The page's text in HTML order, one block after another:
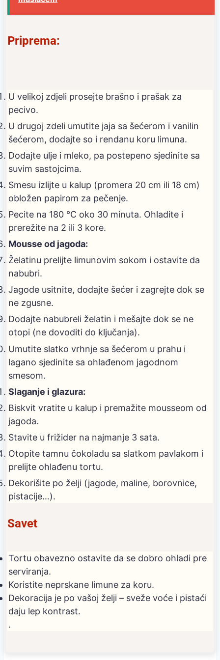
Priprema:
U velikoj zdjeli prosejte brašno i prašak za
pecivo.
U drugoj zdeli umutite jaja sa šećerom i vanilin
šećerom, dodajte so i rendanu koru limuna.
Dodajte ulje i mleko, pa postepeno sjedinite sa
suvim sastojcima.
Smesu izlijte u kalup (promera 20 cm ili 18 cm)
obložen papirom za pečenje.
Pecite na 180 °C oko 30 minuta. Ohladite i
prerežite na 2 ili 3 kore.
Mousse od jagoda:
Želatinu prelijte limunovim sokom i ostavite da
nabubri.
Jagode usitnite, dodajte šećer i zagrejte dok se
ne zgusne.
Dodajte nabubreli želatin i mešajte dok se ne
otopi (ne dovoditi do ključanja).
Umutite slatko vrhnje sa šećerom u prahu i
lagano sjedinite sa ohlađenom jagodnom
smesom.
Slaganje i glazura:
Biskvit vratite u kalup i premažite mousseom od
jagoda.
Stavite u frižider na najmanje 3 sata.
Otopite tamnu čokoladu sa slatkom pavlakom i
prelijte ohlađenu tortu.
Dekorišite po želji (jagode, maline, borovnice,
pistacije…).
Savet
Tortu obavezno ostavite da se dobro ohladi pre
serviranja.
Koristite neprskane limune za koru.
Dekoracija je po vašoj želji – sveže voće i pistaći
daju lep kontrast.
.